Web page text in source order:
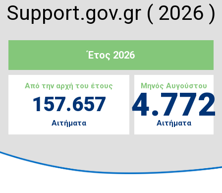
Έτος 2026
Από την αρχή του έτους
157.657
Αιτήματα
Μηνός Αυγούστου
4.772
Αιτήματα
Support.gov.gr ( 2026 )